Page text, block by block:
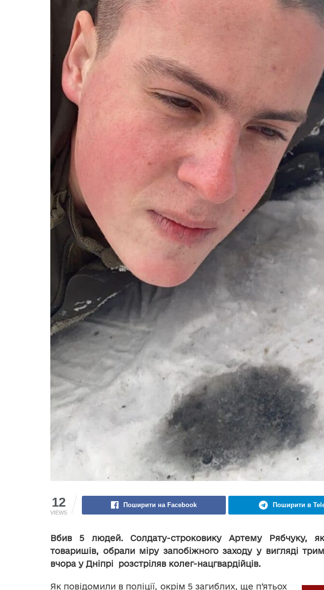
12
VIEWS
Поширити на Facebook Поширити в
Вбив 5 людей. Солдату-строковику Артему Рябчуку,
товаришів, обрали міру запобіжного заходу у вигляді
вчора у Дніпрі розстріляв колег-нацгвардійців.
Як повідомили в поліції, окрім 5 загиблих, ще п’ятьох